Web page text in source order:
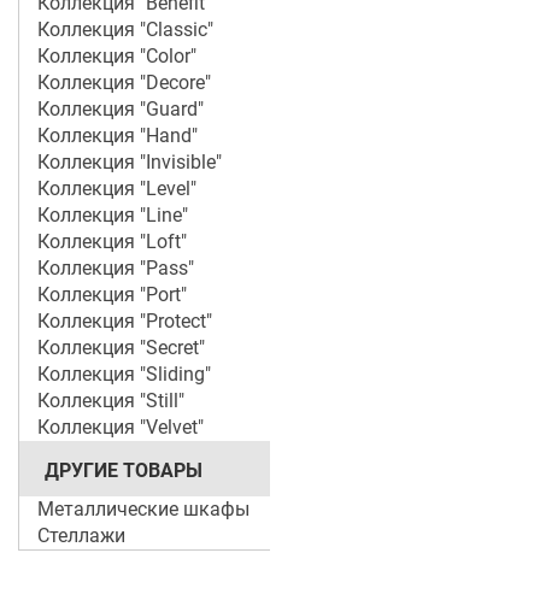
Коллекция "Classic"
Коллекция "Color"
Коллекция "Decore"
Коллекция "Guard"
Коллекция "Hand"
Коллекция "Invisible"
Коллекция "Level"
Коллекция "Line"
Коллекция "Loft"
Коллекция "Pass"
Коллекция "Port"
Коллекция "Protect"
Коллекция "Secret"
Коллекция "Sliding"
Коллекция "Still"
Коллекция "Velvet"
ДРУГИЕ ТОВАРЫ
Металлические шкафы
Стеллажи